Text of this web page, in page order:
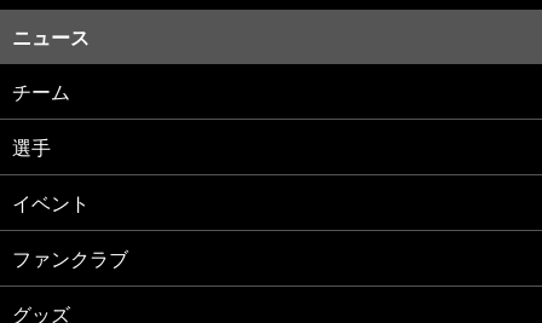
ニュース
チーム
選手
イベント
ファンクラブ
グッズ